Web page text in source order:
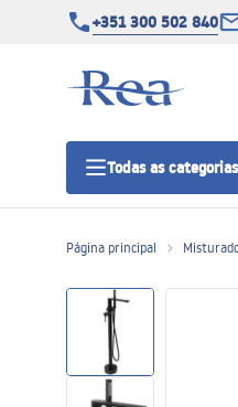
+351 300 502 840
Todas as categorias
outras
Página principal